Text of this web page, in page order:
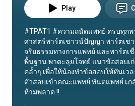
Play
#TPAT1 #ความถนัดแพทย์ ครบทุก
ศาสตร์พาร์ตเชาวน์ปัญญา พาร์ตเช
จริยธรรมทางการแพทย์ และพาร์ตเ
พื้นฐาน พาตะลุยโจทย์ แนวข้อสอบเ
คล้ำๆ เพื่อให้น้องทำข้อสอบให้ทันเวล
ตัวสอบเข้าคณะแพทย์ ทันตแพทย์ เภ
ห้ามพลาด !!